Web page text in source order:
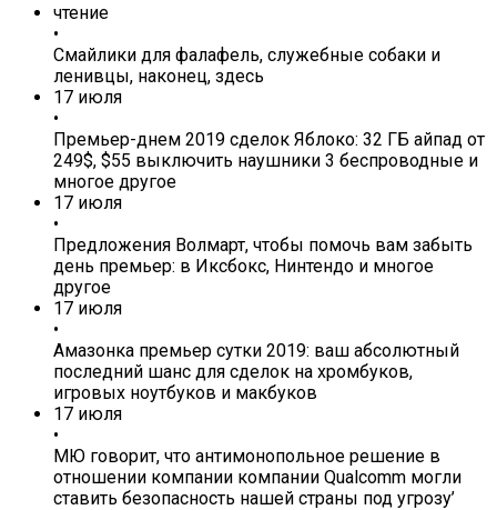
чтение
•
Смайлики для фалафель, служебные собаки и
ленивцы, наконец, здесь
17 июля
•
Премьер-днем 2019 сделок Яблоко: 32 ГБ айпад от
249$, $55 выключить наушники 3 беспроводные и
многое другое
17 июля
•
Предложения Волмарт, чтобы помочь вам забыть
день премьер: в Иксбокс, Нинтендо и многое
другое
17 июля
•
Амазонка премьер сутки 2019: ваш абсолютный
последний шанс для сделок на хромбуков,
игровых ноутбуков и макбуков
17 июля
•
МЮ говорит, что антимонопольное решение в
отношении компании компании Qualcomm могли
ставить безопасность нашей страны под угрозу’